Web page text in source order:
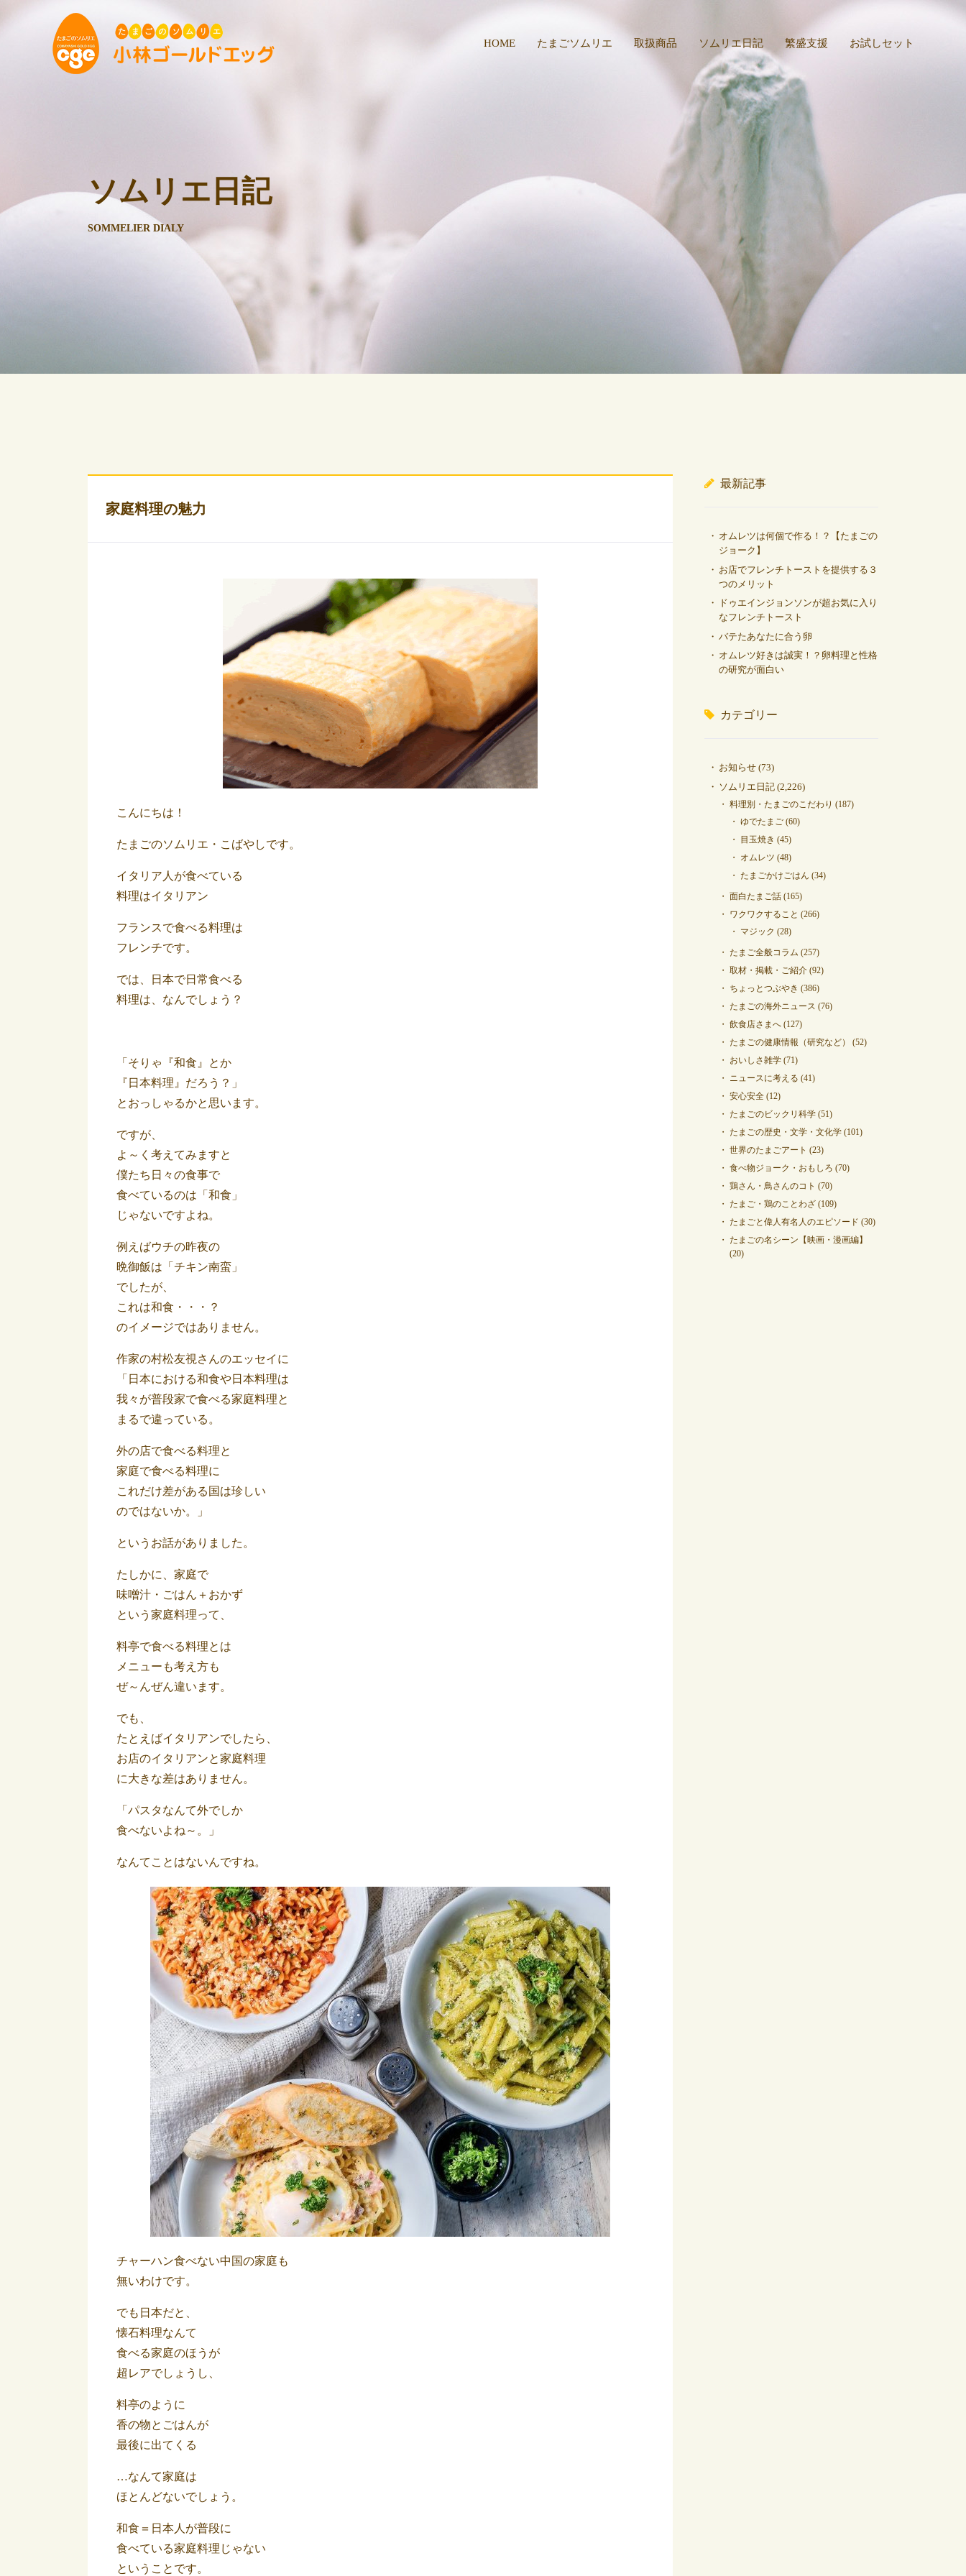
HOME たまごソムリエ 取扱商品 ソムリエ日記 繁盛支援 お試しセット
ソムリエ日記
SOMMELIER DIALY
家庭料理の魅力
こんにちは！
たまごのソムリエ・こばやしです。
イタリア人が食べている
料理はイタリアン
フランスで食べる料理は
フレンチです。
では、日本で日常食べる
料理は、なんでしょう？
「そりゃ『和食』とか
『日本料理』だろう？」
とおっしゃるかと思います。
ですが、
よ～く考えてみますと
僕たち日々の食事で
食べているのは「和食」
じゃないですよね。
例えばウチの昨夜の
晩御飯は「チキン南蛮」
でしたが、
これは和食・・・？
のイメージではありません。
作家の村松友視さんのエッセイに
「日本における和食や日本料理は
我々が普段家で食べる家庭料理と
まるで違っている。
外の店で食べる料理と
家庭で食べる料理に
これだけ差がある国は珍しい
のではないか。」
というお話がありました。
たしかに、家庭で
味噌汁・ごはん＋おかず
という家庭料理って、
料亭で食べる料理とは
メニューも考え方も
ぜ～んぜん違います。
でも、
たとえばイタリアンでしたら、
お店のイタリアンと家庭料理
に大きな差はありません。
「パスタなんて外でしか
食べないよね～。」
なんてことはないんですね。
チャーハン食べない中国の家庭も
無いわけです。
でも日本だと、
懐石料理なんて
食べる家庭のほうが
超レアでしょうし、
料亭のように
香の物とごはんが
最後に出てくる
…なんて家庭は
ほとんどないでしょう。
和食＝日本人が普段に
食べている家庭料理じゃない
ということです。
最新記事
オムレツは何個で作る！？【たまごの
ジョーク】
お店でフレンチトーストを提供する３
つのメリット
ドゥエインジョンソンが超お気に入り
なフレンチトースト
バテたあなたに合う卵
オムレツ好きは誠実！？卵料理と性格
の研究が面白い
カテゴリー
お知らせ (73)
ソムリエ日記 (2,226)
料理別・たまごのこだわり (187)
ゆでたまご (60)
目玉焼き (45)
オムレツ (48)
たまごかけごはん (34)
面白たまご話 (165)
ワクワクすること (266)
マジック (28)
たまご全般コラム (257)
取材・掲載・ご紹介 (92)
ちょっとつぶやき (386)
たまごの海外ニュース (76)
飲食店さまへ (127)
たまごの健康情報（研究など）
(52)
おいしさ雑学 (71)
ニュースに考える (41)
安心安全 (12)
たまごのビックリ科学 (51)
たまごの歴史・文学・文化学 (101)
世界のたまごアート (23)
食べ物ジョーク・おもしろ (70)
鶏さん・鳥さんのコト (70)
たまご・鶏のことわざ (109)
たまごと偉人有名人のエピソード (30)
たまごの名シーン【映画・漫画編】
(20)